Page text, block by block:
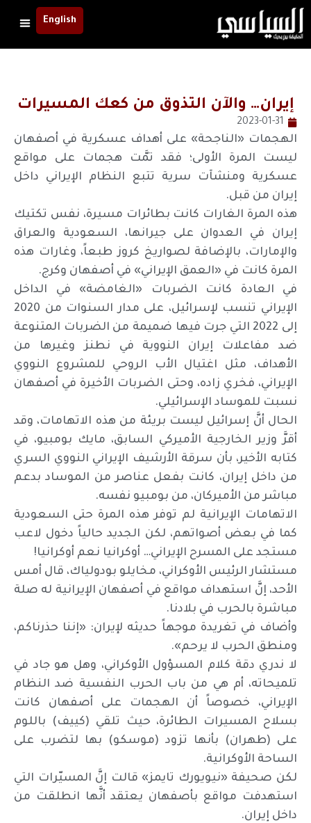
English
إيران… والآن التذوق من كعك المسيرات
2023-01-31
الهجمات «الناجحة» على أهداف عسكرية في أصفهان
ليست المرة الأولى؛ فقد تمَّت هجمات على مواقع
عسكرية ومنشآت سرية تتبع النظام الإيراني داخل
إيران من قبل.
هذه المرة الغارات كانت بطائرات مسيرة، نفس تكتيك
إيران في العدوان على جيرانها، السعودية والعراق
والإمارات، بالإضافة لصواريخ كروز طبعاً، وغارات هذه
المرة كانت في «العمق الإيراني» في أصفهان وكرج.
في العادة كانت الضربات «الغامضة» في الداخل
الإيراني تنسب لإسرائيل، على مدار السنوات من 2020
إلى 2022 التي جرت فيها ضميمة من الضربات المتنوعة
ضد مفاعلات إيران النووية في نطنز وغيرها من
الأهداف، مثل اغتيال الأب الروحي للمشروع النووي
الإيراني، فخري زاده، وحتى الضربات الأخيرة في أصفهان
نسبت للموساد الإسرائيلي.
الحال أنَّ إسرائيل ليست بريئة من هذه الاتهامات، وقد
أقرَّ وزير الخارجية الأميركي السابق، مايك بومبيو، في
كتابه الأخير، بأن سرقة الأرشيف الإيراني النووي السري
من داخل إيران، كانت بفعل عناصر من الموساد بدعم
مباشر من الأميركان، من بومبيو نفسه.
الاتهامات الإيرانية لم توفر هذه المرة حتى السعودية
كما في بعض أصواتهم، لكن الجديد حالياً دخول لاعب
مستجد على المسرح الإيراني… أوكرانيا نعم أوكرانيا!
مستشار الرئيس الأوكراني، مخايلو بودولياك، قال أمس
الأحد، إنَّ استهداف مواقع في أصفهان الإيرانية له صلة
مباشرة بالحرب في بلادنا.
وأضاف في تغريدة موجهاً حديثه لإيران: «إننا حذرناكم،
ومنطق الحرب لا يرحم».
لا ندري دقة كلام المسؤول الأوكراني، وهل هو جاد في
تلميحاته، أم هي من باب الحرب النفسية ضد النظام
الإيراني، خصوصاً أن الهجمات على أصفهان كانت
بسلاح المسيرات الطائرة، حيث تلقي (كييف) باللوم
على (طهران) بأنها تزود (موسكو) بها لتضرب على
الساحة الأوكرانية.
لكن صحيفة «نيويورك تايمز» قالت إنَّ المسيّرات التي
استهدفت مواقع بأصفهان يعتقد أنَّها انطلقت من
داخل إيران.